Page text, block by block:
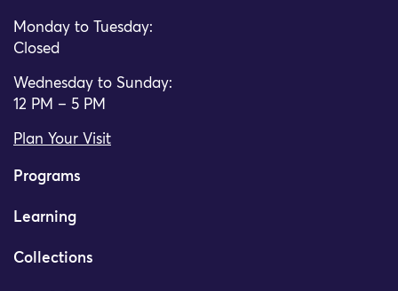
Monday to Tuesday:
Closed
Wednesday to Sunday:
12 PM – 5 PM
Plan Your Visit
Programs
Learning
Collections